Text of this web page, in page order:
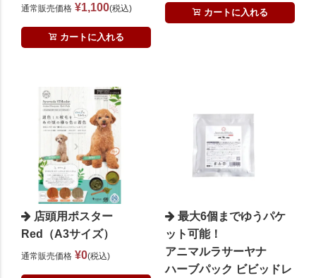
通常販売価格 ¥1,100 税込
カートに入れる
カートに入れる
店頭用ポスター
Red（A3サイズ）
通常販売価格 ¥0 税込
最大6個までゆうパケ
ット可能！
アニマルラサーヤナ
ハーブパック ビビッドレ